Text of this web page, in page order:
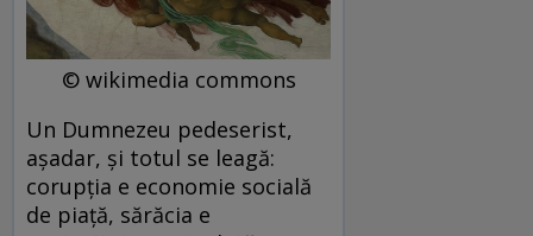
© wikimedia commons
Un Dumnezeu pedeserist,
așadar, și totul se leagă:
corupția e economie socială
de piață, sărăcia e